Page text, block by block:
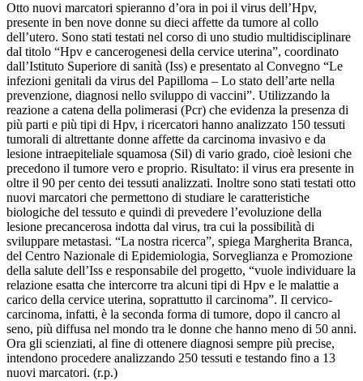
Otto nuovi marcatori spieranno d’ora in poi il virus dell’Hpv,
presente in ben nove donne su dieci affette da tumore al collo
dell’utero. Sono stati testati nel corso di uno studio multidisciplinare
dal titolo “Hpv e cancerogenesi della cervice uterina”, coordinato
dall’Istituto Superiore di sanità (Iss) e presentato al Convegno “Le
infezioni genitali da virus del Papilloma – Lo stato dell’arte nella
prevenzione, diagnosi nello sviluppo di vaccini”. Utilizzando la
reazione a catena della polimerasi (Pcr) che evidenza la presenza di
più parti e più tipi di Hpv, i ricercatori hanno analizzato 150 tessuti
tumorali di altrettante donne affette da carcinoma invasivo e da
lesione intraepiteliale squamosa (Sil) di vario grado, cioè lesioni che
precedono il tumore vero e proprio. Risultato: il virus era presente in
oltre il 90 per cento dei tessuti analizzati. Inoltre sono stati testati otto
nuovi marcatori che permettono di studiare le caratteristiche
biologiche del tessuto e quindi di prevedere l’evoluzione della
lesione precancerosa indotta dal virus, tra cui la possibilità di
sviluppare metastasi. “La nostra ricerca”, spiega Margherita Branca,
del Centro Nazionale di Epidemiologia, Sorveglianza e Promozione
della salute dell’Iss e responsabile del progetto, “vuole individuare la
relazione esatta che intercorre tra alcuni tipi di Hpv e le malattie a
carico della cervice uterina, soprattutto il carcinoma”. Il cervico-
carcinoma, infatti, è la seconda forma di tumore, dopo il cancro al
seno, più diffusa nel mondo tra le donne che hanno meno di 50 anni.
Ora gli scienziati, al fine di ottenere diagnosi sempre più precise,
intendono procedere analizzando 250 tessuti e testando fino a 13
nuovi marcatori. (r.p.)